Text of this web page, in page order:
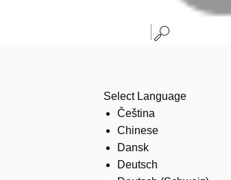
Select Language
Čeština
Chinese
Dansk
Deutsch